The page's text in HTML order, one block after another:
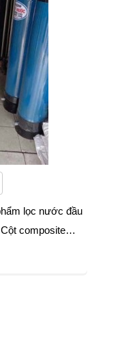
lọc nước đầu
Cột composite…